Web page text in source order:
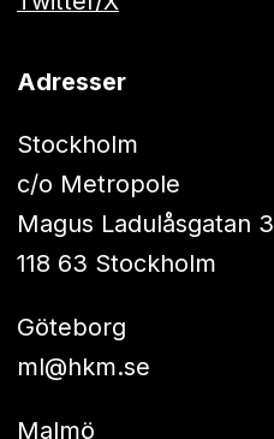
Adresser
Stockholm
c/o Metropole
Magus Ladulåsgatan 3
118 63 Stockholm
Göteborg
ml@hkm.se
Malmö